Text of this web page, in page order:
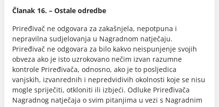
Članak 16. – Ostale odredbe
Priređivač ne odgovara za zakašnjela, nepotpuna i
nepravilna sudjelovanja u Nagradnom natječaju.
Priređivač ne odgovara za bilo kakvo neispunjenje svojih
obveza ako je isto uzrokovano nečim izvan razumne
kontrole Priređivača, odnosno, ako je to posljedica
vanjskih, izvanrednih i nepredvidivih okolnosti koje se nisu
mogle spriječiti, otkloniti ili izbjeći. Odluke Priređivača
Nagradnog natječaja o svim pitanjima u vezi s Nagradnim